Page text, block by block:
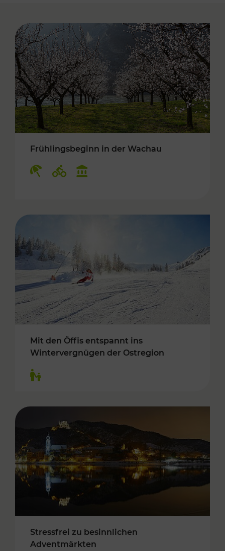
Frühlingsbeginn in der Wachau
Mit den Öffis entspannt ins
Wintervergnügen der Ostregion
Stressfrei zu besinnlichen
Adventmärkten